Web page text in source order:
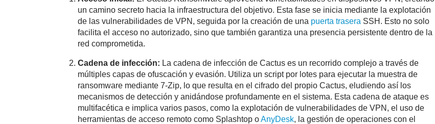
un camino secreto hacia la infraestructura del objetivo. Esta fase se inicia mediante la explotación
de las vulnerabilidades de VPN, seguida por la creación de una puerta trasera SSH. Esto no solo
facilita el acceso no autorizado, sino que también garantiza una presencia persistente dentro de la
red comprometida.
Cadena de infección: La cadena de infección de Cactus es un recorrido complejo a través de
múltiples capas de ofuscación y evasión. Utiliza un script por lotes para ejecutar la muestra de
ransomware mediante 7-Zip, lo que resulta en el cifrado del propio Cactus, eludiendo así los
mecanismos de detección y anidándose profundamente en el sistema. Esta cadena de ataque es
multifacética e implica varios pasos, como la explotación de vulnerabilidades de VPN, el uso de
herramientas de acceso remoto como Splashtop oAnyDesk, la gestión de operaciones con el